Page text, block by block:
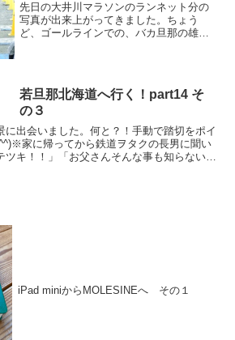
先日の大井川マラソンのランネット分の
写真が出来上がってきました。ちょう
ど、ゴールラインでの、バカ旦那の雄姿
間！！！！！が保存...
若旦那北海道へ行く！part14 そ
の３
に出会いました。何と？！手動で踏切をポイ
家に帰ってから鉄道ヲタクの長男に聞い
キ！！」「お父さんそんな事も知らないで
iPad miniからMOLESINEへ その１